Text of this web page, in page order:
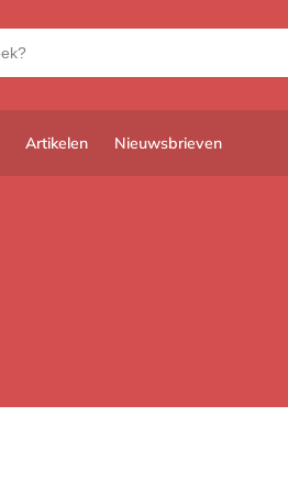
Artikelen Nieuwsbrieven